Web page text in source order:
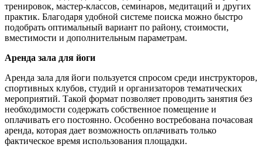
тренировок, мастер-классов, семинаров, медитаций и других
практик. Благодаря удобной системе поиска можно быстро
подобрать оптимальный вариант по району, стоимости,
вместимости и дополнительным параметрам.
Аренда зала для йоги
Аренда зала для йоги пользуется спросом среди инструкторов,
спортивных клубов, студий и организаторов тематических
мероприятий. Такой формат позволяет проводить занятия без
необходимости содержать собственное помещение и
оплачивать его постоянно. Особенно востребована почасовая
аренда, которая дает возможность оплачивать только
фактическое время использования площадки.